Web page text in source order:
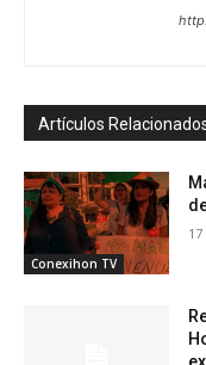
Artículos
Conexihon TV